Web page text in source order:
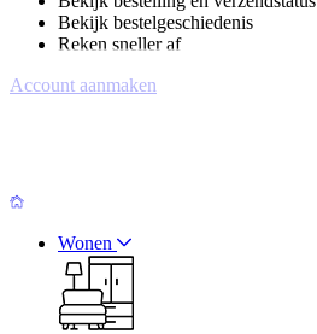
Bekijk bestelgeschiedenis
Reken sneller af
Account aanmaken
Wonen